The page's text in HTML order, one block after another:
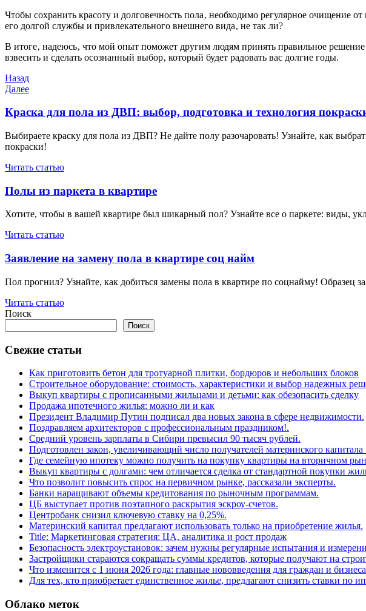
Чтобы сохранить красоту и долговечность пола‚ необходимо регулярное очищение
его долгой службы и привлекательного внешнего вида‚ не так ли?
В итоге‚ надеюсь‚ что мой опыт поможет другим людям принять правильное
взвесить и сделать осознанный выбор‚ который будет радовать вас долгие годы.
Навигация
по
записям
Предыдущая
запись
Назад
Следующая
Далее
Краска для пола из ДВП: выбор, подготовка и технология
Выбираете краску для пола из ДВП? Не дайте полу разочаровать! Узнайте, как
покраски!
Читать статью
Полы из паркета в квартире
Хотите, чтобы в вашей квартире был шикарный пол? Узнайте все о паркете: виды,
Читать статью
Заявление на замену пола в квартире соц найм
Пол прогнил? Узнайте, как добиться замены пола в квартире по соцнайму! Образец
Читать статью
Поиск
Поиск
Свежие статьи
Как приготовить бетон для тротуарной плитки, бордюров и небольших блоков
Строительное оборудование: стоимость, характеристики и выбор надежных
Выкуп квартиры с прописанными жильцами и детьми: как обезопасить сделку
Продажа ипотечного жилья: можно ли и как
Президент Владимир Путин подписал два новых закона в сфере недвижимости.
Поздравляем архитекторов с профессиональным праздником!.
Средний уровень зарплаты в Сибири превысил 90 тысяч рублей.
Подготовлен закон, увеличивающий число получателей материнского капитала
Где семейную ипотеку можно получить на покупку квартиры на вторичном
Выкуп квартиры с долгами: чем отличается сделка от стандартной покупки
Что позволит повысить спрос на первичном рынке, рассказали эксперты.
Банки наращивают объемы кредитования по рыночным программам.
ЦБ выступает против поэтапного раскрытия эскроу-счетов.
Центробанк снизил ключевую ставку на 0,25%.
Материнский капитал предлагают использовать только на приобретение жилья.
Title: Маркетинговая стратегия: ЦА, аналитика и рост продаж
Безопасность электроустановок: зачем нужны регулярные испытания и
Застройщики стараются сокращать суммы кредитов, которые получают на
Что изменится с 1 июня 2026 года: главные нововведения для граждан и
Для тех, кто приобретает единственное жилье, предлагают снизить ставки по
Облако меток